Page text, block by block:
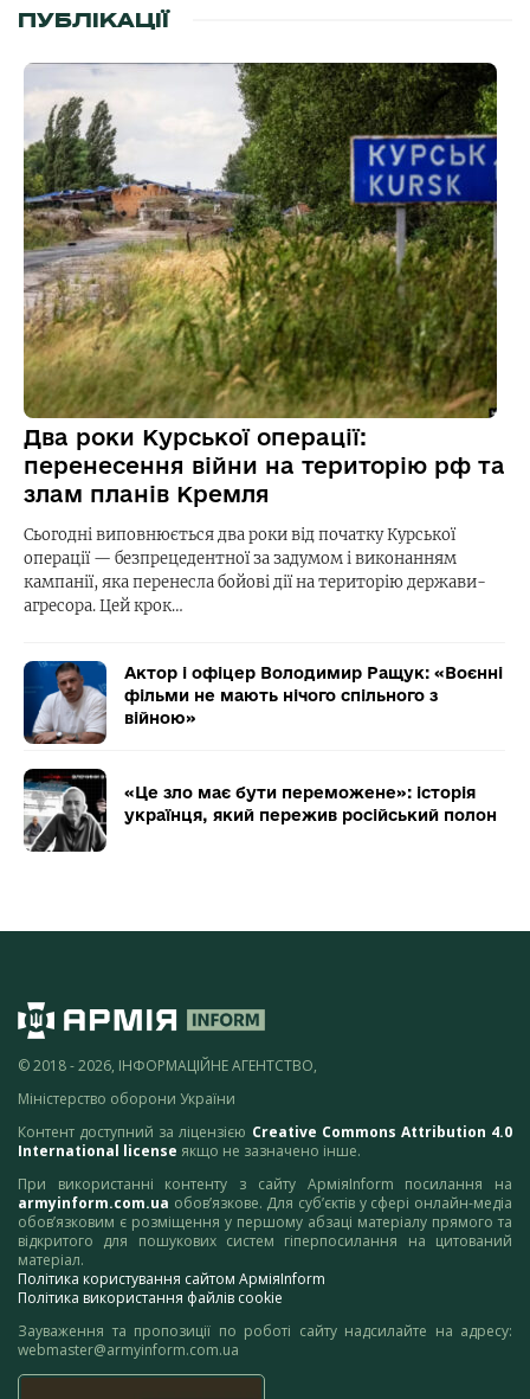
ПУБЛІКАЦІЇ
Два роки Курської операції:
перенесення війни на територію рф та
злам планів Кремля
Сьогодні виповнюється два роки від початку Курської
операції — безпрецедентної за задумом і виконанням
кампанії, яка перенесла бойові дії на територію держави-
агресора. Цей крок…
Актор і офіцер Володимир Ращук: «Воєнні
фільми не мають нічого спільного з
війною»
«Це зло має бути переможене»: історія
українця, який пережив російський полон
© 2018 - 2026, ІНФОРМАЦІЙНЕ АГЕНТСТВО,
Міністерство оборони України
Контент доступний за ліцензією Creative Commons Attribution 4.0
International license якщо не зазначено інше.
При використанні контенту з сайту АрміяInform посилання на
armyinform.com.ua обов’язкове. Для суб’єктів у сфері онлайн-медіа
обов’язковим є розміщення у першому абзаці матеріалу прямого та
відкритого для пошукових систем гіперпосилання на цитований
матеріал.
Політика користування сайтом АрміяInform
Політика використання файлів cookie
Зауваження та пропозиції по роботі сайту надсилайте на адресу:
webmaster@armyinform.com.ua